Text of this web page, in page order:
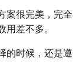
案很完美，完全
差不多。
的时候，还是遵